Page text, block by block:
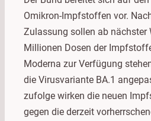
Omikron-Impfstoffen vor.
Zulassung sollen ab nächster
Millionen Dosen der
Moderna zur Verfügung
die Virusvariante BA.1
zufolge wirken die neuen
gegen die derzeit